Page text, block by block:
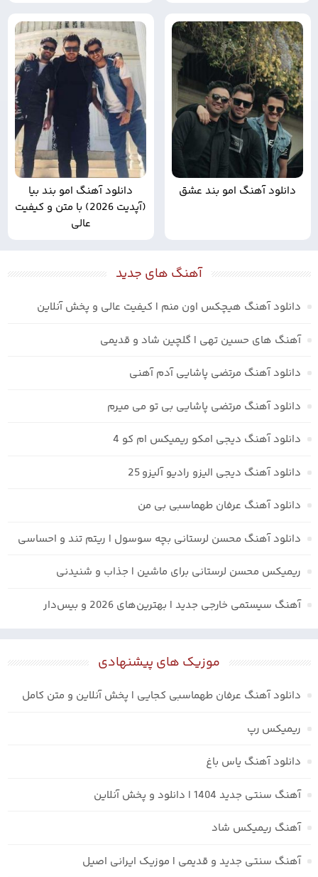
دانلود آهنگ امو بند عشق
دانلود آهنگ امو بند بیا
(آپدیت 2026) با متن و کیفیت
عالی
آهنگ های جدید
دانلود آهنگ هیچکس اون منم | کیفیت عالی و پخش آنلاین
آهنگ های حسین تهی | گلچین شاد و قدیمی
دانلود آهنگ مرتضی پاشایی آدم آهنی
دانلود آهنگ مرتضی پاشایی بی تو می میرم
دانلود آهنگ دیجی امکو ریمیکس ام کو 4
دانلود آهنگ دیجی الیزو رادیو آلیزو 25
دانلود آهنگ عرفان طهماسبی بی من
دانلود آهنگ محسن لرستانی بچه سوسول | ریتم تند و احساسی
ریمیکس محسن لرستانی برای ماشین | جذاب و شنیدنی
آهنگ سیستمی خارجی جدید | بهترین‌های 2026 و بیس‌دار
موزیک های پیشنهادی
دانلود آهنگ عرفان طهماسبی کجایی | پخش آنلاین و متن کامل
ریمیکس رپ
دانلود آهنگ یاس باغ
آهنگ سنتی جدید 1404 | دانلود و پخش آنلاین
آهنگ ریمیکس شاد
آهنگ سنتی جدید و قدیمی | موزیک ایرانی اصیل